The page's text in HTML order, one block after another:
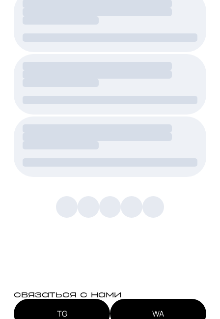
связаться с нами
TG WA